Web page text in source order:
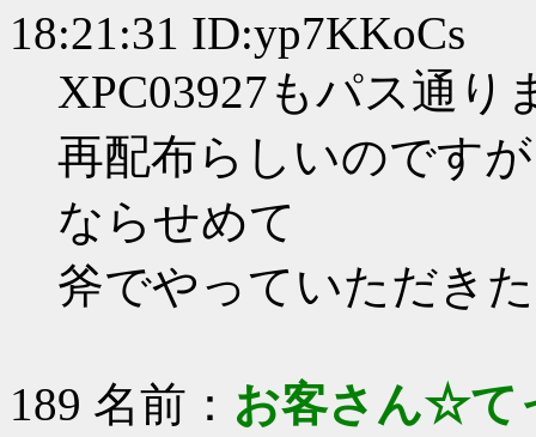
18:21:31 ID:yp7KKoCs
XPC03927もパス通り
再配布らしいのです
ならせめて
斧でやっていただき
189 名前： お客さん☆て